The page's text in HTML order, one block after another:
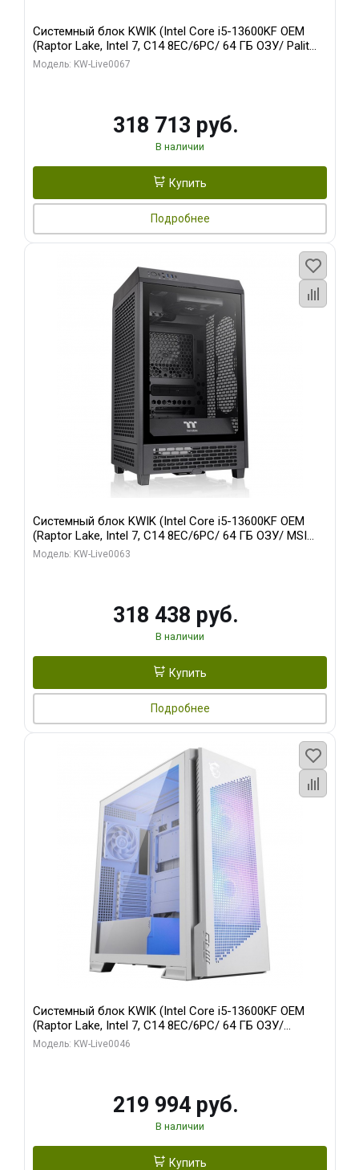
Системный блок KWIK (Intel Core i5-13600KF OEM
(Raptor Lake, Intel 7, C14 8EC/6PC/ 64 ГБ ОЗУ/ Palit
RTX5080 GAMINGPRO OC 16GB GDDR7 256bit 3xDP
Модель: KW-Live0067
318 713 руб.
В наличии
Купить
Подробнее
Системный блок KWIK (Intel Core i5-13600KF OEM
(Raptor Lake, Intel 7, C14 8EC/6PC/ 64 ГБ ОЗУ/ MSI
RTX5080 VENTUS 3X OC 16GB GDDR7 256bit 3xDP
Модель: KW-Live0063
318 438 руб.
В наличии
Купить
Подробнее
Системный блок KWIK (Intel Core i5-13600KF OEM
(Raptor Lake, Intel 7, C14 8EC/6PC/ 64 ГБ ОЗУ/
Gigabyte RTX5060Ti GAMING OC 8GB GDDR7 128bit
Модель: KW-Live0046
219 994 руб.
В наличии
Купить